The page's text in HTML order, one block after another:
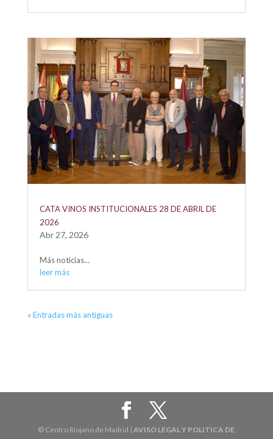
CATA VINOS INSTITUCIONALES 28 DE ABRIL DE
2026
Abr 27, 2026
Más noticias...
leer más
« Entradas más antiguas
© Centro Riojano de Madrid |AVISO LEGAL Y POLITICA DE